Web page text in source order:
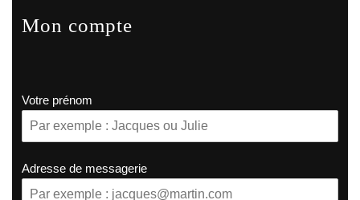
Mon compte
Votre prénom
Adresse de messagerie